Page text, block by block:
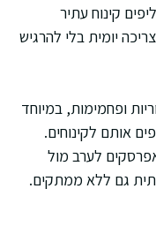
קינוח עתיר
יומית בלי להרגיש
ופחמימות, במיוחד
אותם לקינוחים.
לערב מול
גם ללא ממתקים.